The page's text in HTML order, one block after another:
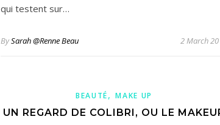
qui testent sur…
BySarah @Renne Beau 2 March
BEAUTÉ,MAKE UP
UN REGARD DE COLIBRI, OU LE